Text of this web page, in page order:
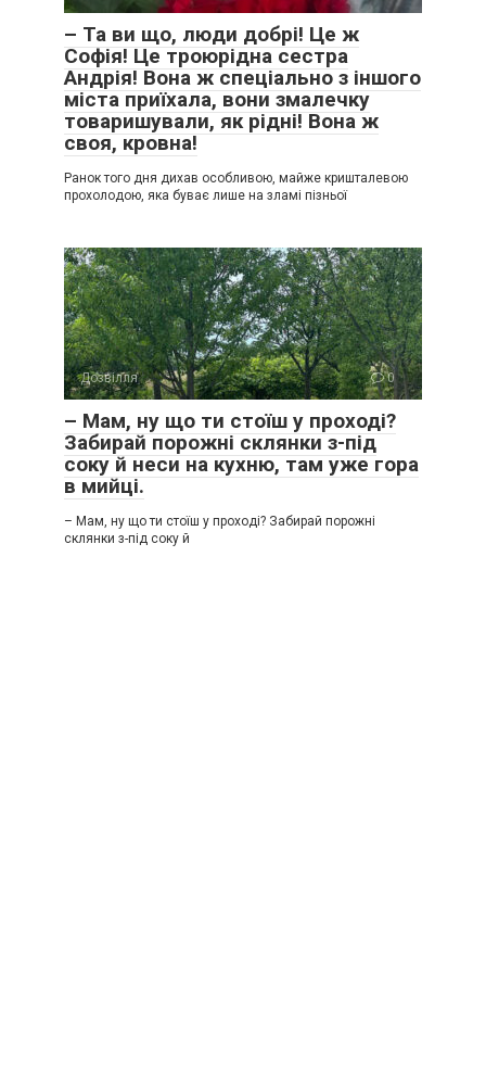
– Та ви що, люди добрі! Це ж
Софія! Це троюрідна сестра
Андрія! Вона ж спеціально з іншого
міста приїхала, вони змалечку
товаришували, як рідні! Вона ж
своя, кровна!
Ранок того дня дихав особливою, майже кришталевою
прохолодою, яка буває лише на зламі пізньої
Дозвілля 0
– Мам, ну що ти стоїш у проході?
Забирай порожні склянки з-під
соку й неси на кухню, там уже гора
в мийці.
– Мам, ну що ти стоїш у проході? Забирай порожні
склянки з-під соку й